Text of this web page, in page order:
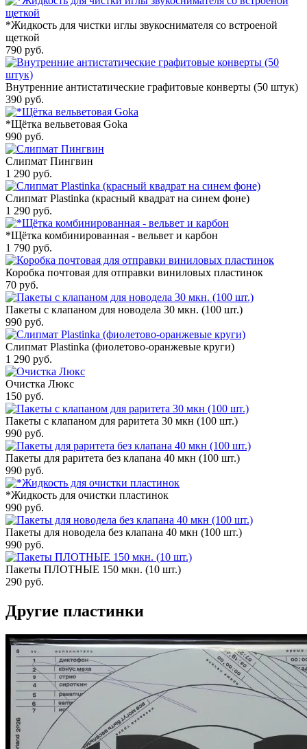
*Жидкость для чистки иглы звукоснимателя со встроеной
щеткой
790 руб.
Внутренние антистатические графитовые конверты (50 штук)
390 руб.
*Щётка вельветовая Goka
990 руб.
Слипмат Пингвин
1 290 руб.
Слипмат Plastinka (красный квадрат на синем фоне)
1 290 руб.
*Щётка комбинированная - вельвет и карбон
1 790 руб.
Коробка почтовая для отправки виниловых пластинок
70 руб.
Пакеты с клапаном для новодела 30 мкн. (100 шт.)
990 руб.
Слипмат Plastinka (фиолетово-оранжевые круги)
1 290 руб.
Очистка Люкс
150 руб.
Пакеты с клапаном для раритета 30 мкн (100 шт.)
990 руб.
Пакеты для раритета без клапана 40 мкн (100 шт.)
990 руб.
*Жидкость для очистки пластинок
990 руб.
Пакеты для новодела без клапана 40 мкн (100 шт.)
990 руб.
Пакеты ПЛОТНЫЕ 150 мкн. (10 шт.)
290 руб.
Другие пластинки